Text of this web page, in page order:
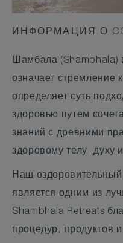
ИНФОРМАЦИЯ О
Шамбала (Shambhala)
означает стремление
определяет суть
здоровью путем
знаний с древними
здоровому телу, духу
Наш оздоровительный
является одним из
Shambhala Retreats
процедур, продуктов